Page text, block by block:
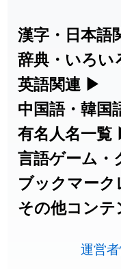
漢字・日本語
漢字の読み方
練習など、日
集
人名漢
手
辞典・いろい
部首・画数別
名・駅名検索
部首
英語関連 ▶
カタカナ語・
号、リスニン
カタカナ語
中国語・韓国
中国語のピン
入力など、ア
手書き中
有名人名一覧
海外セレブや
方・発
海外有名人
言語ゲーム・
四字熟語パズ
みながら
漢
ブックマーク
ブラウザに登
その他コンテ
その他
運営